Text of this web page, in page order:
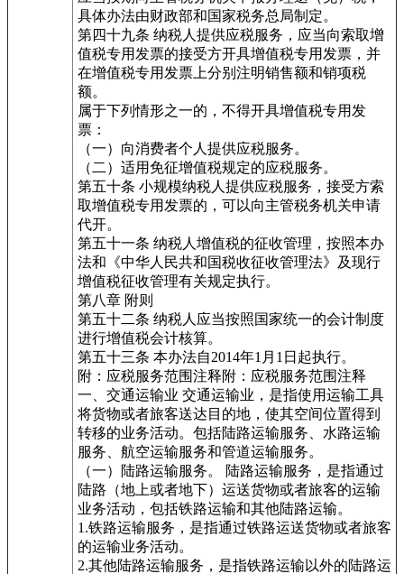
具体办法由财政部和国家税务总局制定。
第四十九条 纳税人提供应税服务，应当向索取增
值税专用发票的接受方开具增值税专用发票，并
在增值税专用发票上分别注明销售额和销项税
额。
属于下列情形之一的，不得开具增值税专用发
票：
（一）向消费者个人提供应税服务。
（二）适用免征增值税规定的应税服务。
第五十条 小规模纳税人提供应税服务，接受方索
取增值税专用发票的，可以向主管税务机关申请
代开。
第五十一条 纳税人增值税的征收管理，按照本办
法和《中华人民共和国税收征收管理法》及现行
增值税征收管理有关规定执行。
第八章 附则
第五十二条 纳税人应当按照国家统一的会计制度
进行增值税会计核算。
第五十三条 本办法自2014年1月1日起执行。
附：应税服务范围注释附：应税服务范围注释
一、交通运输业 交通运输业，是指使用运输工具
将货物或者旅客送达目的地，使其空间位置得到
转移的业务活动。包括陆路运输服务、水路运输
服务、航空运输服务和管道运输服务。
（一）陆路运输服务。 陆路运输服务，是指通过
陆路（地上或者地下）运送货物或者旅客的运输
业务活动，包括铁路运输和其他陆路运输。
1.铁路运输服务，是指通过铁路运送货物或者旅客
的运输业务活动。
2.其他陆路运输服务，是指铁路运输以外的陆路运